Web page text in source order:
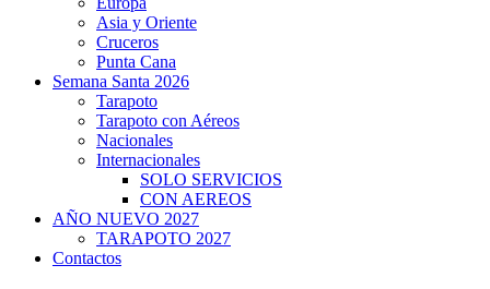
Asia y Oriente
Cruceros
Punta Cana
Semana Santa 2026
Tarapoto
Tarapoto con Aéreos
Nacionales
Internacionales
SOLO SERVICIOS
CON AEREOS
AÑO NUEVO 2027
TARAPOTO 2027
Contactos